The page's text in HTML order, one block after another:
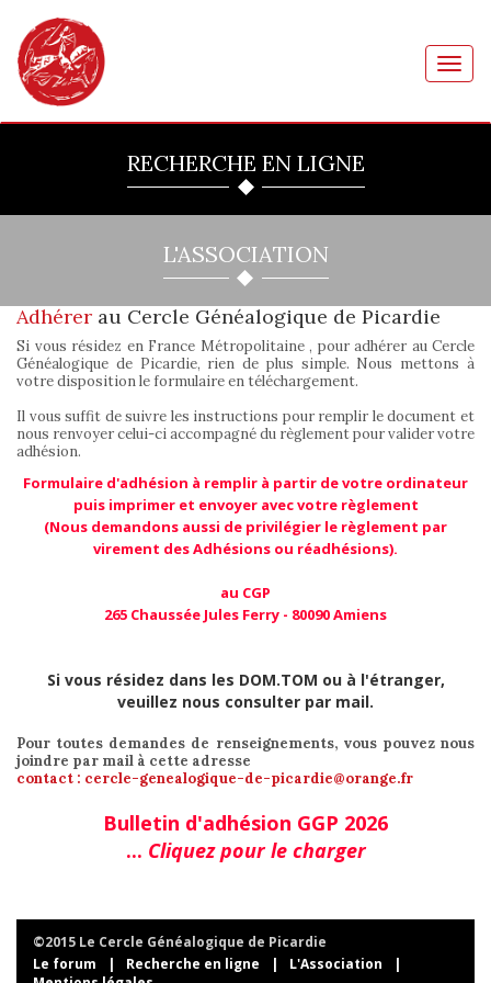
RECHERCHE EN LIGNE
L'ASSOCIATION
Adhérer au Cercle Généalogique de Picardie
Si vous résidez en France Métropolitaine , pour adhérer au Cercle
Généalogique de Picardie, rien de plus simple. Nous mettons à
votre disposition le formulaire en téléchargement.
Il vous suffit de suivre les instructions pour remplir le document et
nous renvoyer celui-ci accompagné du règlement pour valider votre
adhésion.
Formulaire d'adhésion à remplir à partir de votre ordinateur
puis imprimer et envoyer avec votre règlement
(Nous demandons aussi de privilégier le règlement par
virement des Adhésions ou réadhésions).
au CGP
265 Chaussée Jules Ferry - 80090 Amiens
Si vous résidez dans les DOM.TOM ou à l'étranger,
veuillez nous consulter par mail.
Pour toutes demandes de renseignements, vous pouvez nous
joindre par mail à cette adresse
contact : cercle-genealogique-de-picardie@orange.fr
Bulletin d'adhésion GGP 2026
... Cliquez pour le charger
©2015 Le Cercle Généalogique de Picardie
Le forum
| Recherche en ligne | L'Association
|